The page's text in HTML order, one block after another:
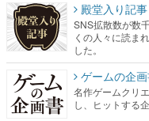
殿堂入り記事
SNS拡散数が数
くの人々に読ま
した。
ゲームの企
名作ゲームクリ
し、ヒットする